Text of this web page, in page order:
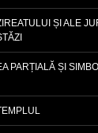
ȘI ALE
PARȚIALĂ ȘI